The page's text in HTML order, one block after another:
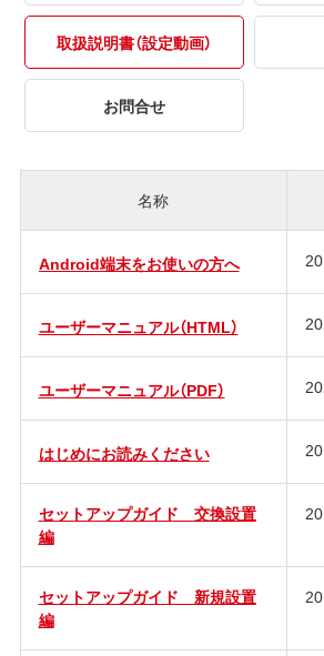
取扱説明書（設定動画）
お問合せ
名称
Android端末をお使いの方へ
ユーザーマニュアル（HTML）
ユーザーマニュアル（PDF）
はじめにお読みください
セットアップガイド 交換設置
編
セットアップガイド 新規設置
編